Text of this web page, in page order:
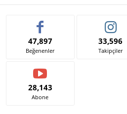
47,897
Beğenenler
33,596
Takipçiler
28,143
Abone